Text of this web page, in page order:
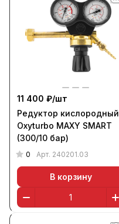
11 400 ₽/шт
Редуктор кислородный
Oxyturbo MAXY SMART
(300/10 бар)
0 Арт. 240201.03
В корзину